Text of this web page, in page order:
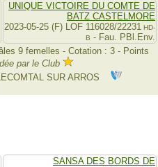
UNIQUE VICTOIRE DU COMTE DE
BATZ CASTELMORE
2023-05-25 (F) LOF 116028/22231 HD-
B - Fau. PBl.Env.
9 femelles - Cotation : 3 - Points
par le Club
SUR ARROS
SANSA DES BORDS DE